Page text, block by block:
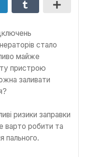
стало
майже
пристрою
заливати
ризики заправки
варто робити та
пального.